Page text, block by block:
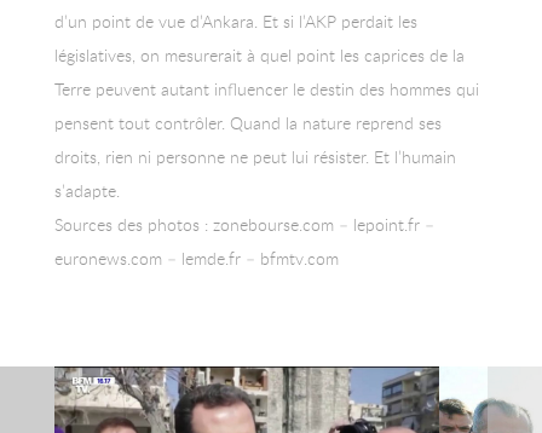
d’un point de vue d’Ankara. Et si l’AKP perdait les
législatives, on mesurerait à quel point les caprices de la
Terre peuvent autant influencer le destin des hommes qui
pensent tout contrôler. Quand la nature reprend ses
droits, rien ni personne ne peut lui résister. Et l’humain
s’adapte.
Sources des photos : zonebourse.com – lepoint.fr –
euronews.com – lemde.fr – bfmtv.com